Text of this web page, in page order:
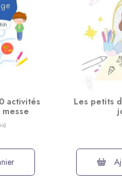
activités
Les petits